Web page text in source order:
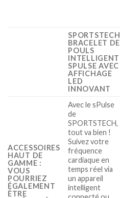
SPORTSTECH
BRACELET DE
POULS
INTELLIGENT
SPULSE AVEC
AFFICHAGE
LED
INNOVANT
ACCESSOIRES
HAUT DE
GAMME :
VOUS
POURRIEZ
ÉGALEMENT
ÊTRE
Avec le sPulse
de
SPORTSTECH,
tout va bien !
Suivez votre
fréquence
cardiaque en
temps réel via
un appareil
intelligent